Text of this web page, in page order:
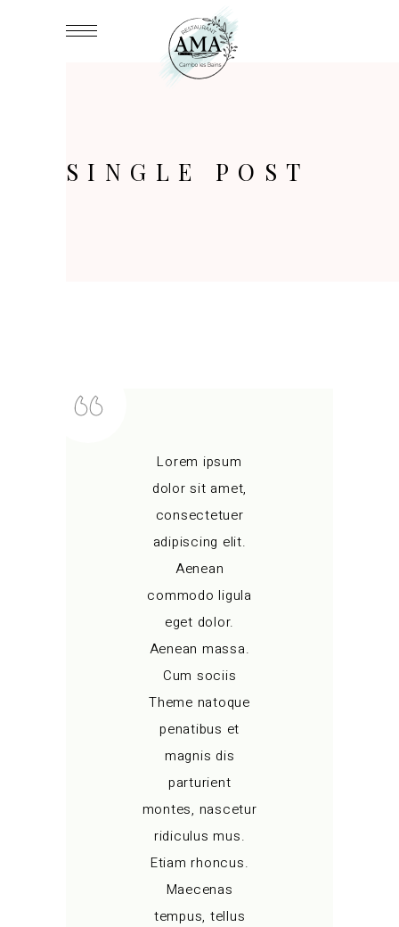
SINGLE POST
Lorem ipsum
dolor sit amet,
consectetuer
adipiscing elit.
Aenean
commodo ligula
eget dolor.
Aenean massa.
Cum sociis
Theme natoque
penatibus et
magnis dis
parturient
montes, nascetur
ridiculus mus.
Etiam rhoncus.
Maecenas
tempus, tellus